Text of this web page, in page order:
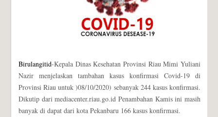
Birulangitid-Kepala Dinas Kesehatan Provinsi Riau Mimi Yuliani
Nazir menjelaskan tambahan kasus konfirmasi Covid-19 di
Provinsi Riau untuk )08/10/2020) sebanyak 244 kasus konfirmasi.
Dikutip dari mediacenter.riau.go.id Penambahan Kamis ini masih
banyak di dapat dari kota Pekanbaru 166 kasus konfirmasi.